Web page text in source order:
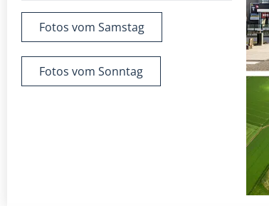
Fotos vom Samstag
Fotos vom Sonntag